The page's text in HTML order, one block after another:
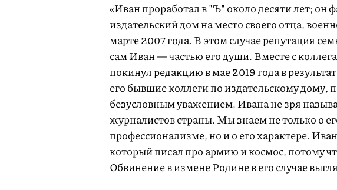
«Иван проработал в "Ъ" около десяти лет; он
издательский дом на место своего отца,
марте 2007 года. В этом случае репутация
сам Иван — частью его души. Вместе с
покинул редакцию в мае 2019 года в
его бывшие коллеги по издательскому дому,
безусловным уважением. Ивана не зря
журналистов страны. Мы знаем не только о
профессионализме, но и о его характере.
который писал про армию и космос, потому
Обвинение в измене Родине в его случае